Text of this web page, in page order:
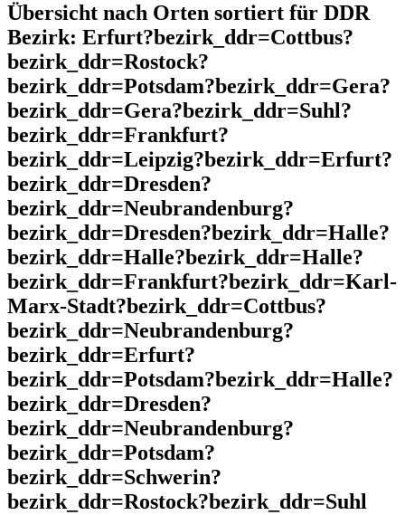
Übersicht nach Orten sortiert für DDR
Bezirk: Erfurt?bezirk_ddr=Cottbus?
bezirk_ddr=Rostock?
bezirk_ddr=Potsdam?bezirk_ddr=Gera?
bezirk_ddr=Gera?bezirk_ddr=Suhl?
bezirk_ddr=Frankfurt?
bezirk_ddr=Leipzig?bezirk_ddr=Erfurt?
bezirk_ddr=Dresden?
bezirk_ddr=Neubrandenburg?
bezirk_ddr=Dresden?bezirk_ddr=Halle?
bezirk_ddr=Halle?bezirk_ddr=Halle?
bezirk_ddr=Frankfurt?bezirk_ddr=Karl-
Marx-Stadt?bezirk_ddr=Cottbus?
bezirk_ddr=Neubrandenburg?
bezirk_ddr=Erfurt?
bezirk_ddr=Potsdam?bezirk_ddr=Halle?
bezirk_ddr=Dresden?
bezirk_ddr=Neubrandenburg?
bezirk_ddr=Potsdam?
bezirk_ddr=Schwerin?
bezirk_ddr=Rostock?bezirk_ddr=Suhl